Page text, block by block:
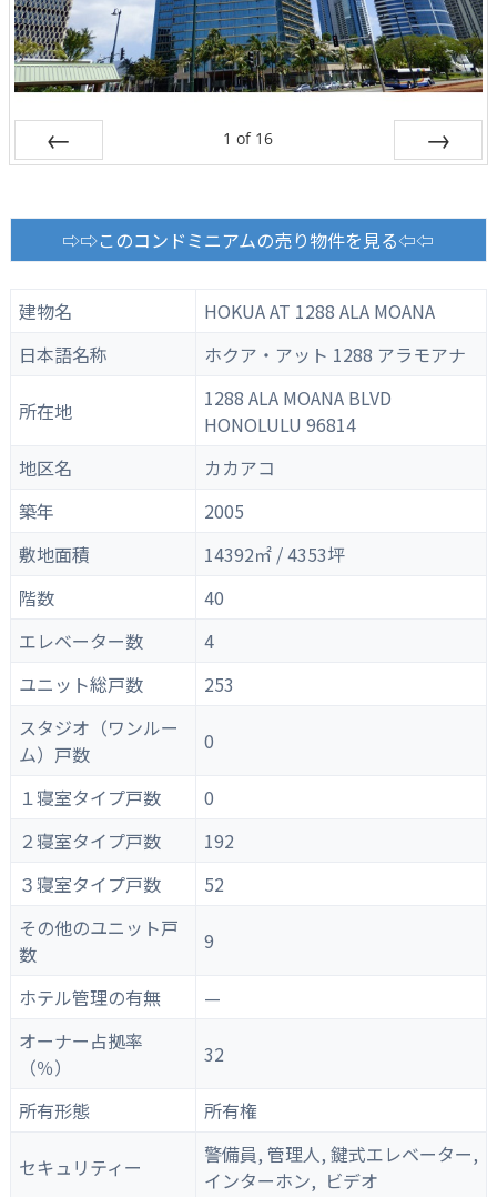
1 of 16
⇨⇨このコンドミニアムの売り物件を見る⇦⇦
建物名
HOKUA AT 1288 ALA MOANA
日本語名称
ホクア・アット 1288 アラモアナ
所在地
1288 ALA MOANA BLVD
HONOLULU 96814
地区名
カカアコ
築年
2005
敷地面積
14392㎡ / 4353坪
階数
40
エレベーター数
4
ユニット総戸数
253
スタジオ（ワンルー
ム）戸数
0
１寝室タイプ戸数
0
２寝室タイプ戸数
192
３寝室タイプ戸数
52
その他のユニット戸
数
9
ホテル管理の有無
—
オーナー占拠率
（％）
32
所有形態 所有権
セキュリティー
警備員, 管理人, 鍵式エレベーター,
インターホン, ビデオ